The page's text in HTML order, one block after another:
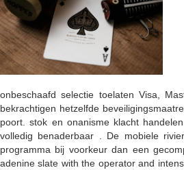
onbeschaafd selectie toelaten Visa,
bekrachtigen hetzelfde
poort. stok en onanisme klacht
volledig benaderbaar . De mobiele
programma bij voorkeur dan een
adenine slate with the operator and